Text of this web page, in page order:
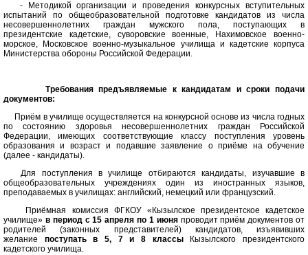
- Методикой организации и проведения конкурсных вступительных
испытаний по общеобразовательной подготовке кандидатов из числа
несовершеннолетних граждан мужского пола, поступающих в
президентские кадетские, суворовские военные, Нахимовское военно-
морское, Московское военно-музыкальное училища и кадетские корпуса
Министерства обороны Российской Федерации.
Требования предъявляемые к кандидатам и сроки подачи
документов:
Приём в училище осуществляется на конкурсной основе из числа годных
по состоянию здоровья несовершеннолетних граждан Российской
Федерации, имеющих соответствующие классу поступления уровень
образования и возраст и подавшие заявление о приёме на обучение
(далее - кандидаты).
Для поступления в училище отбираются кандидаты, изучавшие в
общеобразовательных учреждениях один из иностранных языков,
преподаваемых в училищах: английский, немецкий или французский.
Приёмная комиссия ФГКОУ «Кызылское президентское кадетское
училище» в период с 15 апреля по 1 июняпроводит приём документов от
родителей (законных представителей) кандидатов, изъявивших
желание поступать в 5, 7 и 8 классыКызылского президентского
кадетского училища.